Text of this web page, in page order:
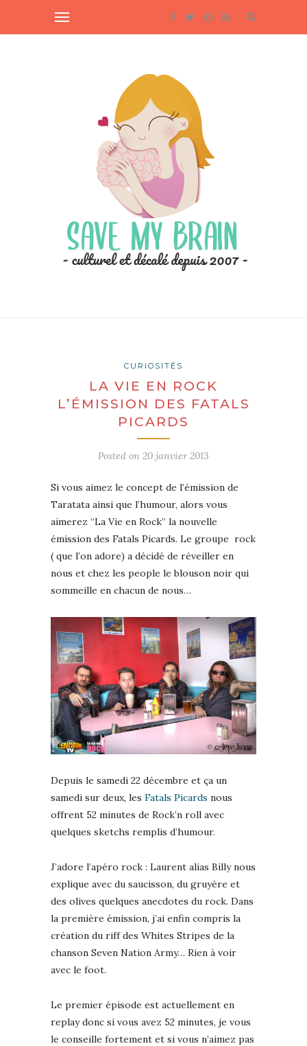
CURIOSITÉS
LA VIE EN ROCK
L’ÉMISSION DES FATALS
PICARDS
Posted on 20 janvier 2013
Si vous aimez le concept de l’émission de
Taratata ainsi que l’humour, alors vous
aimerez “La Vie en Rock” la nouvelle
émission des Fatals Picards. Le groupe rock
( que l’on adore) a décidé de réveiller en
nous et chez les people le blouson noir qui
sommeille en chacun de nous…
Depuis le samedi 22 décembre et ça un
samedi sur deux, les Fatals Picards nous
offrent 52 minutes de Rock’n roll avec
quelques sketchs remplis d’humour.
J’adore l’apéro rock : Laurent alias Billy nous
explique avec du saucisson, du gruyère et
des olives quelques anecdotes du rock. Dans
la première émission, j’ai enfin compris la
création du riff des Whites Stripes de la
chanson Seven Nation Army… Rien à voir
avec le foot.
Le premier épisode est actuellement en
replay donc si vous avez 52 minutes, je vous
le conseille fortement et si vous n’aimez pas